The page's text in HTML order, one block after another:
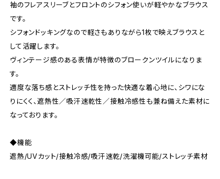
袖のフレアスリーブとフロントのシフォン使いが軽やかなブラウス
です。
シフォンドッキングなので軽さもありながら1枚で映えブラウスと
して活躍します。
ヴィンテージ感のある表情が特徴のブロークンツイルになりま
す。
適度な落ち感とストレッチ性を持った快適な着心地に、シワにな
りにくく、遮熱性／吸汗速乾性／接触冷感性も兼ね備えた素材に
なっております。
◆機能
遮熱/UVカット/接触冷感/吸汗速乾/洗濯機可能/ストレッチ素材